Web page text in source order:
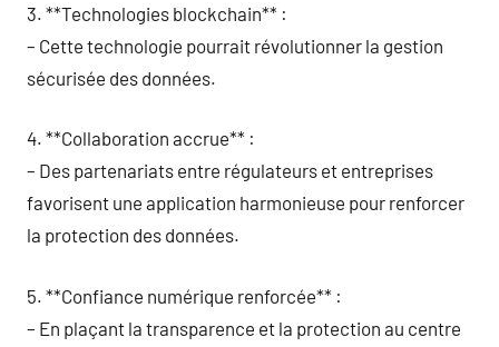
3. **Technologies blockchain** :
– Cette technologie pourrait révolutionner la gestion
sécurisée des données.
4. **Collaboration accrue** :
– Des partenariats entre régulateurs et entreprises
favorisent une application harmonieuse pour renforcer
la protection des données.
5. **Confiance numérique renforcée** :
– En plaçant la transparence et la protection au centre